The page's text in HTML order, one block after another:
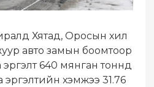
Хятад, Оросын хил
авто замын боомтоор
эргэлт 640 мянган тоннд
эргэлтийн хэмжээ 31.76